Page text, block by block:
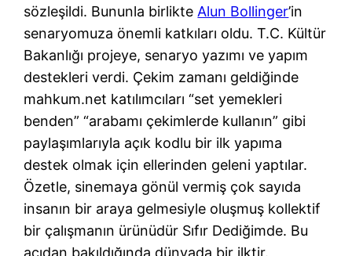
sözleşildi. Bununla birlikte Alun Bollinger’in
senaryomuza önemli katkıları oldu. T.C. Kültür
Bakanlığı projeye, senaryo yazımı ve yapım
destekleri verdi. Çekim zamanı geldiğinde
mahkum.net katılımcıları “set yemekleri
benden” “arabamı çekimlerde kullanın” gibi
paylaşımlarıyla açık kodlu bir ilk yapıma
destek olmak için ellerinden geleni yaptılar.
Özetle, sinemaya gönül vermiş çok sayıda
insanın bir araya gelmesiyle oluşmuş kollektif
bir çalışmanın ürünüdür Sıfır Dediğimde. Bu
açıdan bakıldığında dünyada bir ilktir.